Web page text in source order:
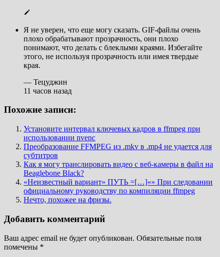
Я не уверен, что еще могу сказать. GIF-файлы очень
плохо обрабатывают прозрачность, они плохо
понимают, что делать с блеклыми краями. Избегайте
этого, не используя прозрачность или имея твердые
края.
— Тецуджин
11 часов назад
Похожие записи:
Установите интервал ключевых кадров в ffmpeg при
использовании nvenc
Преобразование FFMPEG из .mkv в .mp4 не удается для
субтитров
Как я могу транслировать видео с веб-камеры в файл на
Beaglebone Black?
«Неизвестный вариант» ПУТЬ =[…]«» При следовании
официальному руководству по компиляции ffmpeg
Нечто, похожее на фризы.
Добавить комментарий
Ваш адрес email не будет опубликован. Обязательные поля
помечены *